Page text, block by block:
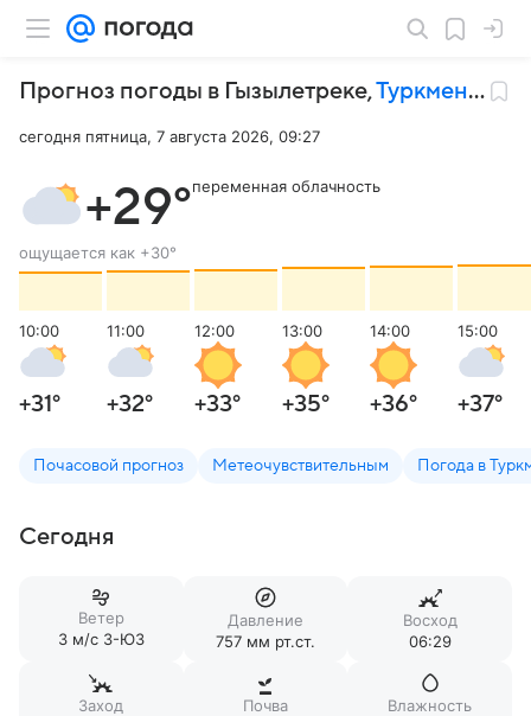
Прогноз погоды в Гызылетреке,Туркменистан
сегодня пятница, 7 августа 2026, 09:27
+29°
ощущается как +30°
переменная облачность
10:00
+31°
11:00
+32°
12:00
+33°
13:00
+35°
14:00
+36°
15:00
+37°
Почасовой прогноз Метеочувствительным Погода в
Сегодня
Ветер
3 м/c З-ЮЗ
Давление
757 мм рт.ст.
Восход
06:29
Заход
Почва
Влажность